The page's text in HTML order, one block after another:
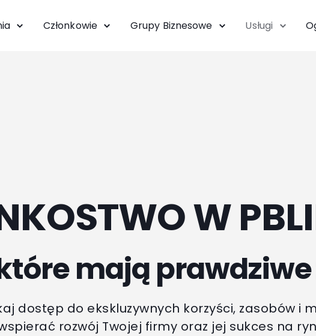
Członkowie Grupy Biznesowe Usługi
W
mają
dostęp do ekskluzywnych korzyści, zasobów i
rozwój Twojej firmy oraz jej sukces na